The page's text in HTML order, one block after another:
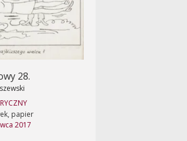
28.
papier
2017